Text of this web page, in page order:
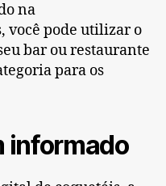
na
você pode utilizar o
bar ou restaurante
para os
informado